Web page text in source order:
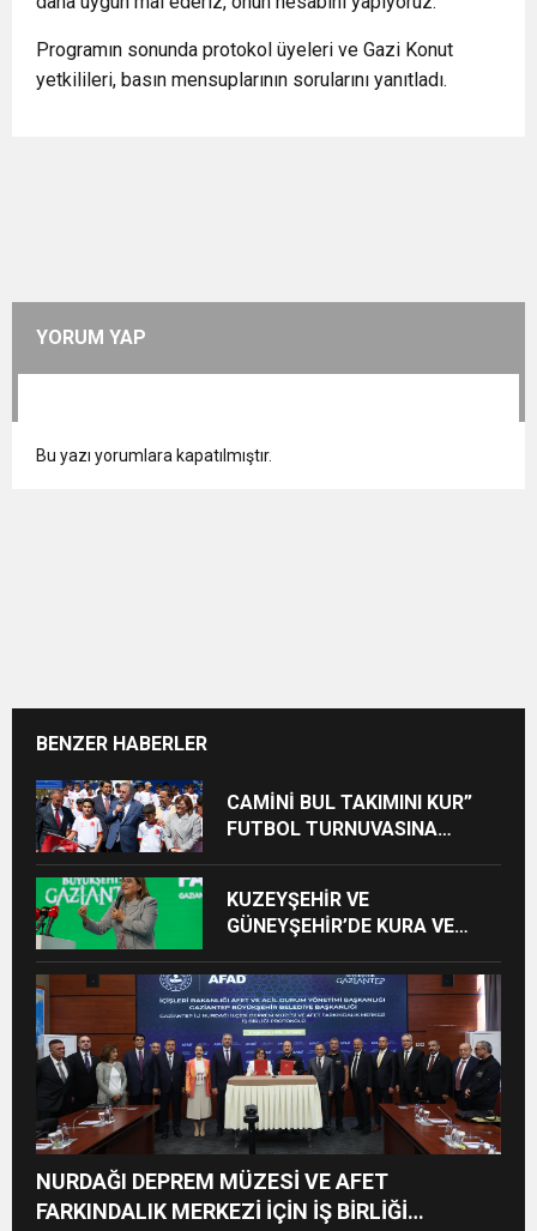
Programın sonunda protokol üyeleri ve Gazi Konut
yetkilileri, basın mensuplarının sorularını yanıtladı.
YORUM YAP
Bu yazı yorumlara kapatılmıştır.
BENZER HABERLER
CAMİNİ BUL TAKIMINI KUR”
FUTBOL TURNUVASINA
KUZEYŞEHİR VE
GÜNEYŞEHİR’DE KURA VE
BAHÇELİEVLER’DE 5 BİN
KONUTUN TEMELİ ATILDI
NURDAĞI DEPREM MÜZESİ VE AFET
FARKINDALIK MERKEZİ İÇİN İŞ BİRLİĞİ